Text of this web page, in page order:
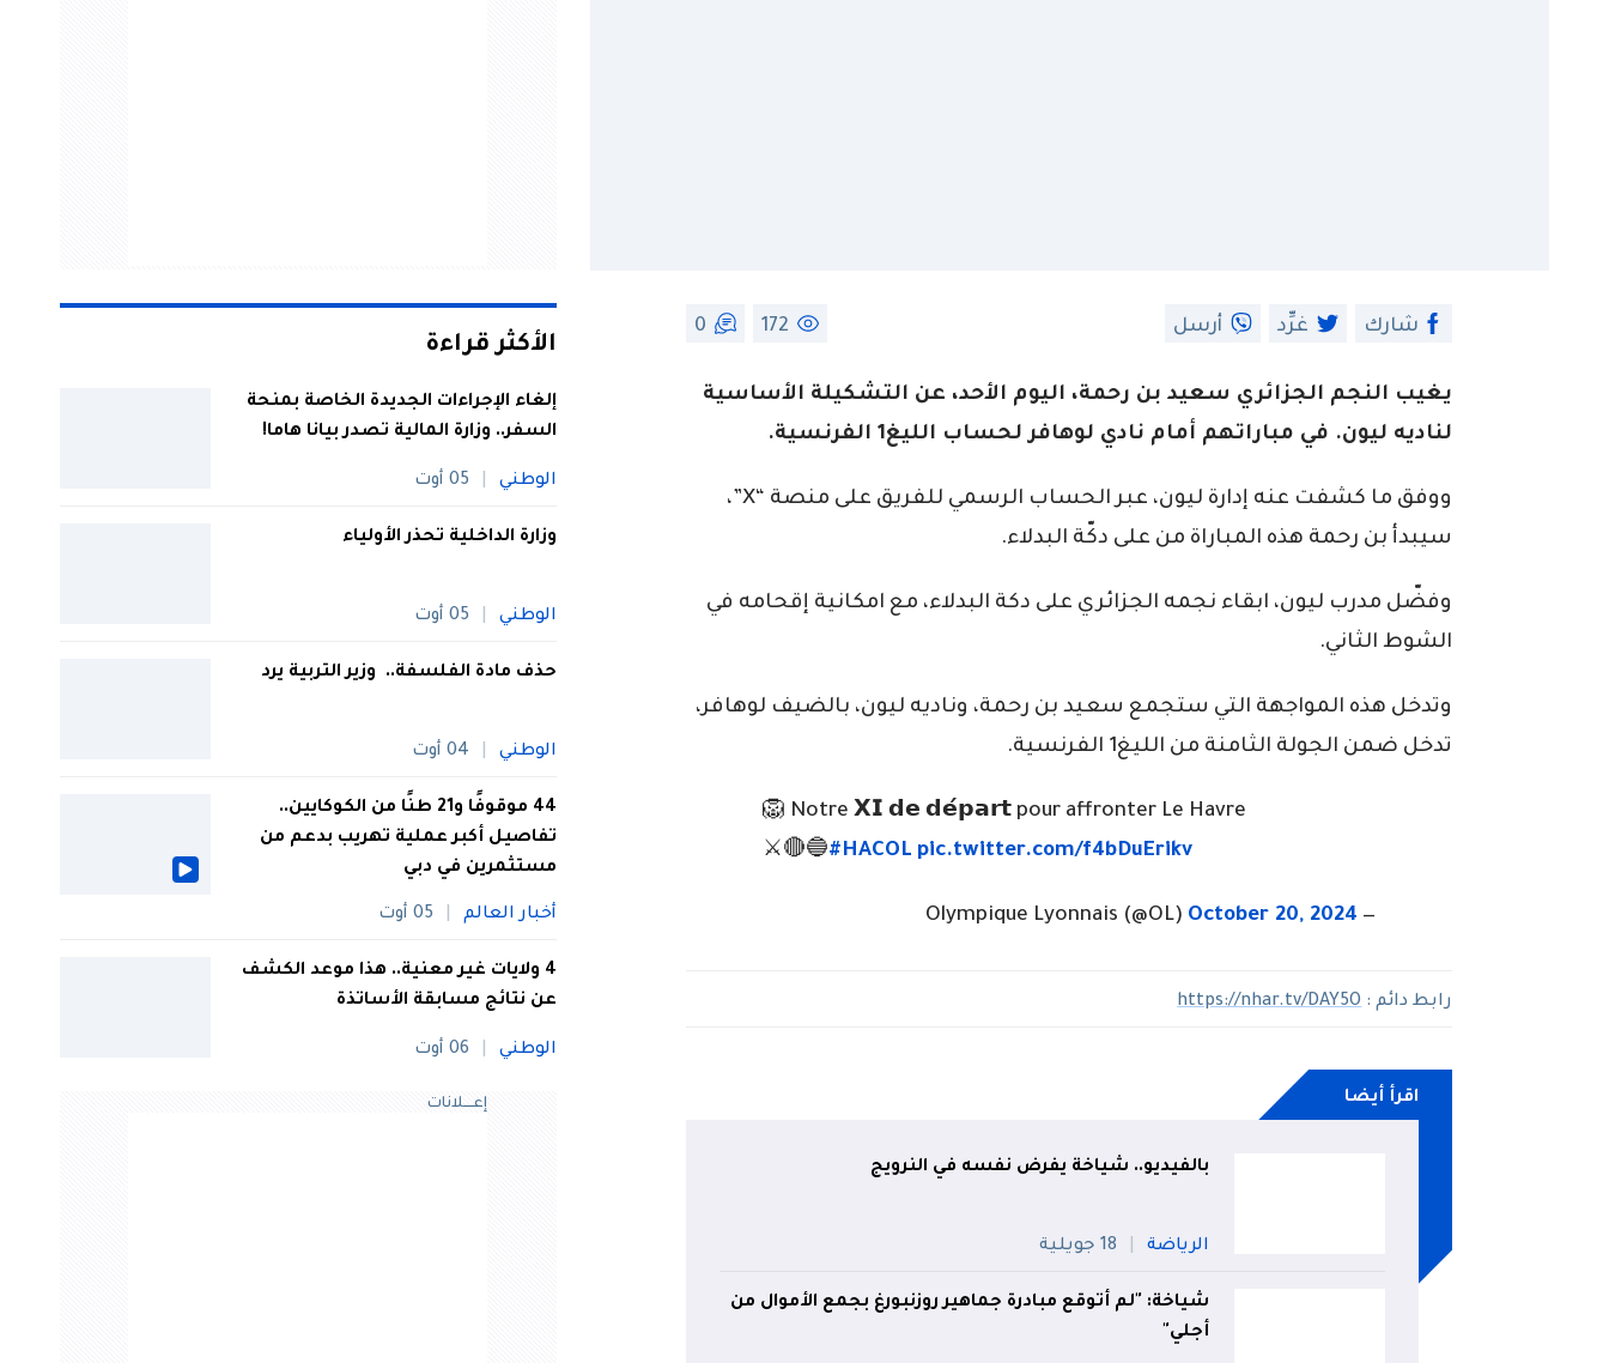
شارك غرِّد أرسل 172
0
يغيب النجم الجزائري سعيد بن رحمة، اليوم الأحد، عن التشكيلة الأساسية
لناديه ليون. في مباراتهم أمام نادي لوهافر لحساب الليغ1 الفرنسية.
ووفق ما كشفت عنه إدارة ليون، عبر الحساب الرسمي للفريق على منصة “X”،
سيبدأ بن رحمة هذه المباراة من على دكّة البدلاء.
وفضّل مدرب ليون، ابقاء نجمه الجزائري على دكة البدلاء، مع امكانية إقحامه في
الشوط الثاني.
وتدخل هذه المواجهة التي ستجمع سعيد بن رحمة، وناديه ليون، بالضيف لوهافر،
تدخل ضمن الجولة الثامنة من الليغ1 الفرنسية.
🦁 Notre 𝗫𝗜 𝗱𝗲 𝗱𝗲́𝗽𝗮𝗿𝘁 pour affronter Le Havre
⚔🔴🔵#HACOL pic.twitter.com/f4bDuErikv
— Olympique Lyonnais (@OL)
October 20, 2024
رابط دائم :https://nhar.tv/DAY5O
اقرأ أيضا
بالفيديو.. شياخة يفرض نفسه في النرويج
الرياضة 18 جويلية
شياخة: "لم أتوقع مبادرة جماهير روزنبورغ بجمع الأموال من
أجلي"
الأكثر قراءة
إلغاء الإجراءات الجديدة الخاصة بمنحة
السفر.. وزارة المالية تصدر بيانا هاما!
الوطني 05 أوت
وزارة الداخلية تحذر الأولياء
الوطني 05 أوت
حذف مادة الفلسفة.. وزير التربية يرد
الوطني 04 أوت
44 موقوفًا و21 طنًا من الكوكايين..
تفاصيل أكبر عملية تهريب بدعم من
مستثمرين في دبي
أخبار العالم 05 أوت
4 ولايات غير معنية.. هذا موعد الكشف
عن نتائج مسابقة الأساتذة
الوطني 06 أوت
إعــــلانات